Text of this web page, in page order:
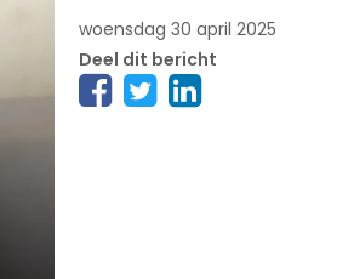
woensdag 30 april 2025
Deel dit bericht